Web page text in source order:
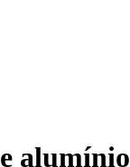
alumínio